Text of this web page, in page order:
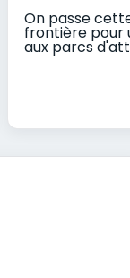
On passe
frontière pour
aux parcs